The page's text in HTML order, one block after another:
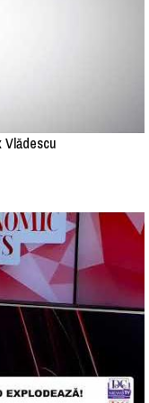
Vlădescu